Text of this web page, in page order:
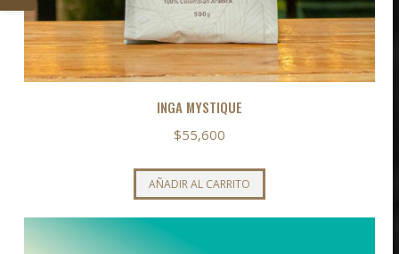
INGA MYSTIQUE
$55,600
AÑADIR AL CARRITO